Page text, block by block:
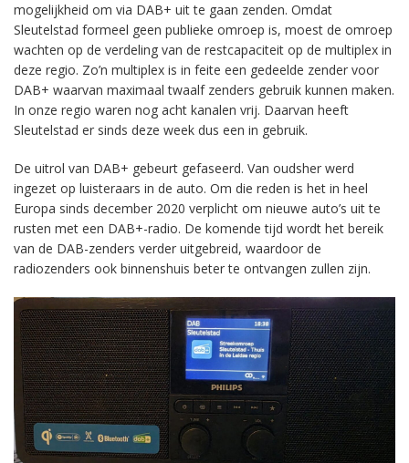
mogelijkheid om via DAB+ uit te gaan zenden. Omdat
Sleutelstad formeel geen publieke omroep is, moest de omroep
wachten op de verdeling van de restcapaciteit op de multiplex in
deze regio. Zo’n multiplex is in feite een gedeelde zender voor
DAB+ waarvan maximaal twaalf zenders gebruik kunnen maken.
In onze regio waren nog acht kanalen vrij. Daarvan heeft
Sleutelstad er sinds deze week dus een in gebruik.
De uitrol van DAB+ gebeurt gefaseerd. Van oudsher werd
ingezet op luisteraars in de auto. Om die reden is het in heel
Europa sinds december 2020 verplicht om nieuwe auto’s uit te
rusten met een DAB+-radio. De komende tijd wordt het bereik
van de DAB-zenders verder uitgebreid, waardoor de
radiozenders ook binnenshuis beter te ontvangen zullen zijn.